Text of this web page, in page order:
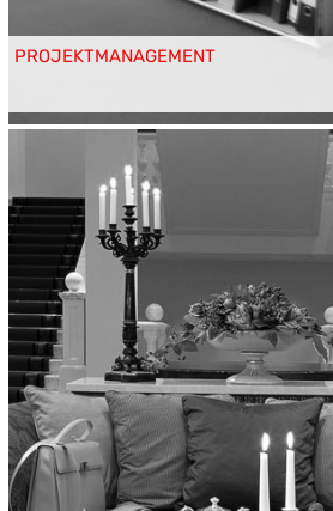
PROJEKTMANAGEMENT